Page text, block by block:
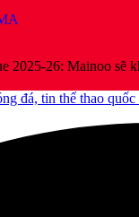
2025-26: Mainoo sẽ